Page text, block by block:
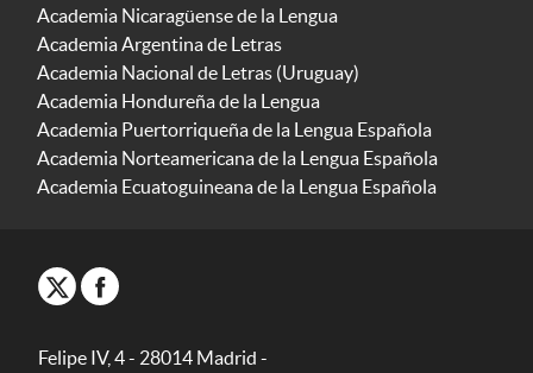
Academia Nicaragüense de la Lengua
Academia Argentina de Letras
Academia Nacional de Letras (Uruguay)
Academia Hondureña de la Lengua
Academia Puertorriqueña de la Lengua Española
Academia Norteamericana de la Lengua Española
Academia Ecuatoguineana de la Lengua Española
Felipe IV, 4 - 28014 Madrid -